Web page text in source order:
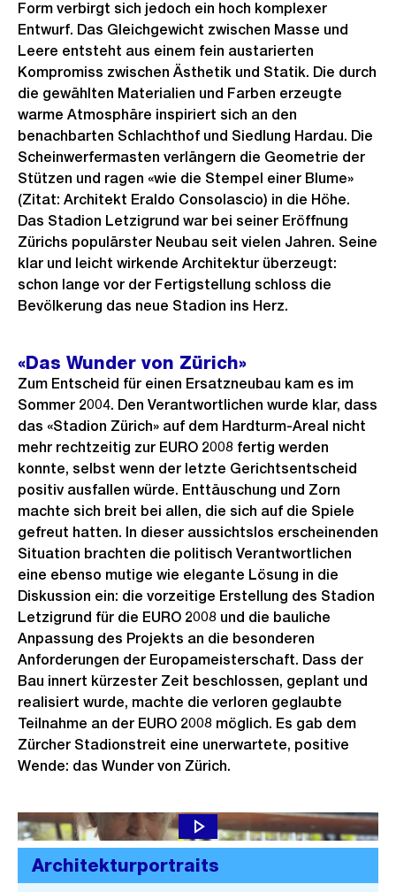
Form verbirgt sich jedoch ein hoch komplexer
Entwurf. Das Gleichgewicht zwischen Masse und
Leere entsteht aus einem fein austarierten
Kompromiss zwischen Ästhetik und Statik. Die durch
die gewählten Materialien und Farben erzeugte
warme Atmosphäre inspiriert sich an den
benachbarten Schlachthof und Siedlung Hardau. Die
Scheinwerfermasten verlängern die Geometrie der
Stützen und ragen «wie die Stempel einer Blume»
(Zitat: Architekt Eraldo Consolascio) in die Höhe.
Das Stadion Letzigrund war bei seiner Eröffnung
Zürichs populärster Neubau seit vielen Jahren. Seine
klar und leicht wirkende Architektur überzeugt:
schon lange vor der Fertigstellung schloss die
Bevölkerung das neue Stadion ins Herz.
«Das Wunder von Zürich»
Zum Entscheid für einen Ersatzneubau kam es im
Sommer 2004. Den Verantwortlichen wurde klar, dass
das «Stadion Zürich» auf dem Hardturm-Areal nicht
mehr rechtzeitig zur EURO 2008 fertig werden
konnte, selbst wenn der letzte Gerichtsentscheid
positiv ausfallen würde. Enttäuschung und Zorn
machte sich breit bei allen, die sich auf die Spiele
gefreut hatten. In dieser aussichtslos erscheinenden
Situation brachten die politisch Verantwortlichen
eine ebenso mutige wie elegante Lösung in die
Diskussion ein: die vorzeitige Erstellung des Stadion
Letzigrund für die EURO 2008 und die bauliche
Anpassung des Projekts an die besonderen
Anforderungen der Europameisterschaft. Dass der
Bau innert kürzester Zeit beschlossen, geplant und
realisiert wurde, machte die verloren geglaubte
Teilnahme an der EURO 2008 möglich. Es gab dem
Zürcher Stadionstreit eine unerwartete, positive
Wende: das Wunder von Zürich.
Architekturportraits